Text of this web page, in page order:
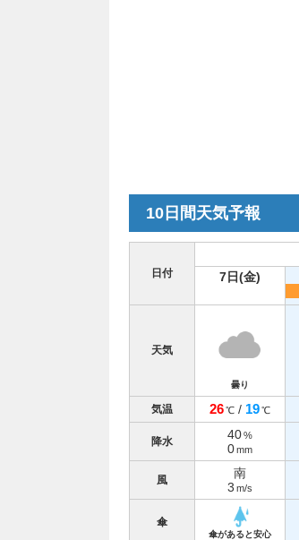
10日間天気予報
日付
7日(金)
天気
曇り
気温 26℃ / 19℃
降水 40%
0mm
風
南
3 m/s
傘
傘があると安心